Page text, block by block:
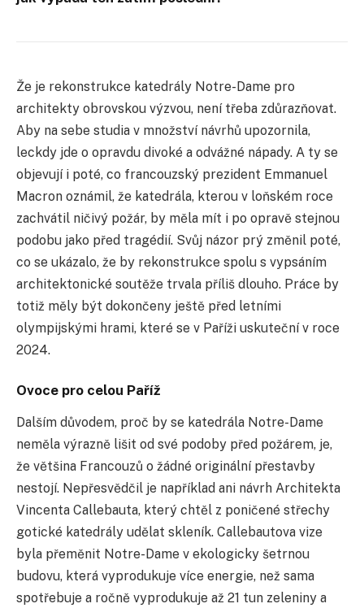
Že je rekonstrukce katedrály Notre-Dame pro
architekty obrovskou výzvou, není třeba zdůrazňovat.
Aby na sebe studia v množství návrhů upozornila,
leckdy jde o opravdu divoké a odvážné nápady. A ty se
objevují i poté, co francouzský prezident Emmanuel
Macron oznámil, že katedrála, kterou v loňském roce
zachvátil ničivý požár, by měla mít i po opravě stejnou
podobu jako před tragédií. Svůj názor prý změnil poté,
co se ukázalo, že by rekonstrukce spolu s vypsáním
architektonické soutěže trvala příliš dlouho. Práce by
totiž měly být dokončeny ještě před letními
olympijskými hrami, které se v Paříži uskuteční v roce
2024.
Ovoce pro celou Paříž
Dalším důvodem, proč by se katedrála Notre-Dame
neměla výrazně lišit od své podoby před požárem, je,
že většina Francouzů o žádné originální přestavby
nestojí. Nepřesvědčil je například ani návrh Architekta
Vincenta Callebauta, který chtěl z poničené střechy
gotické katedrály udělat skleník. Callebautova vize
byla přeměnit Notre-Dame v ekologicky šetrnou
budovu, která vyprodukuje více energie, než sama
spotřebuje a ročně vyprodukuje až 21 tun zeleniny a